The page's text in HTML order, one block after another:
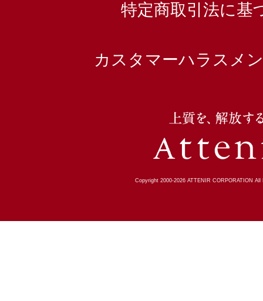
特定商取引法に基
カスタマーハラスメ
Copyright 2000-2026 ATTENIR CORPORATION